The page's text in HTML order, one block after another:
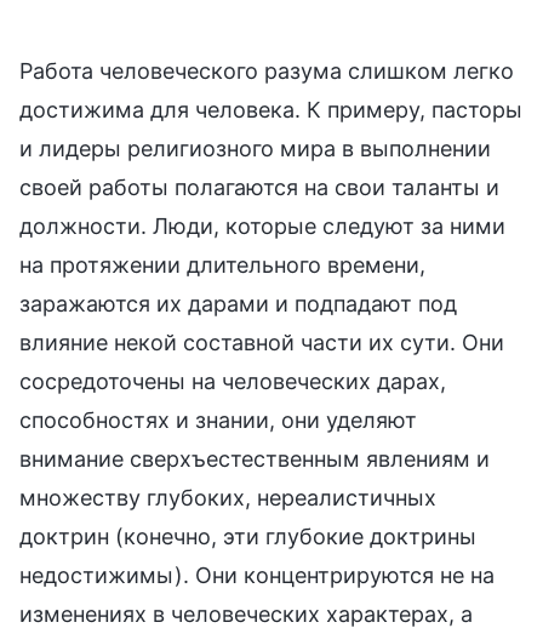
Работа человеческого разума слишком легко
достижима для человека. К примеру, пасторы
и лидеры религиозного мира в выполнении
своей работы полагаются на свои таланты и
должности. Люди, которые следуют за ними
на протяжении длительного времени,
заражаются их дарами и подпадают под
влияние некой составной части их сути. Они
сосредоточены на человеческих дарах,
способностях и знании, они уделяют
внимание сверхъестественным явлениям и
множеству глубоких, нереалистичных
доктрин (конечно, эти глубокие доктрины
недостижимы). Они концентрируются не на
изменениях в человеческих характерах, а